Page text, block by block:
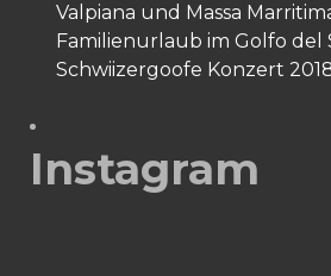
Valpiana und Massa
Familienurlaub im Golfo del
Schwiizergoofe Konzert
Instagram